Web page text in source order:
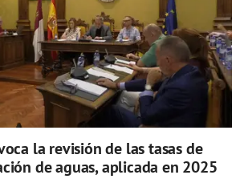
la revisión de las tasas de
de aguas, aplicada en 2025